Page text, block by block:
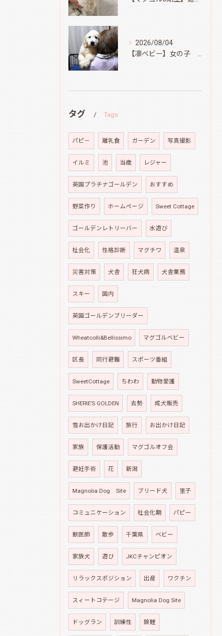
2026/08/04
タグ Tags
パピ－ 離乳食 ガーデン 写真撮影
イルミ 池 当歳 レジャー
英国プラチナゴールデン おすすめ
野菜作り ホームページ Sweet Cottage
ゴールデンレトリーバー 水遊び
社会化 性格診断 マグチワ 温泉
災害対策 犬舎 狂犬病 犬舎業務
スキー 国内
英国ゴールデンブリーダー
Wheatcolli&Bellissimo マグゴルベビー
区長 同行避難 スポーツ番組
SweetCottage ちわわ 動物愛護
SHERIE’S GOLDEN 去勢 成犬販売
雪お出かけ日記 旅行 お出かけ日記
家族 保護活動 マグゴルオフ会
避妊手術 花 新潟
Magnolia Dog Site ブリード犬 里子
コミュニケーション 社会化期 パピー
獣医師 散歩 千葉県 ベビー
家族犬 遊び JKCチャンピオン
リラックスポジション 出産 ワクチン
スィートコテージ Magnolia Dog Site
ドッグラン 訓練性 錦鯉